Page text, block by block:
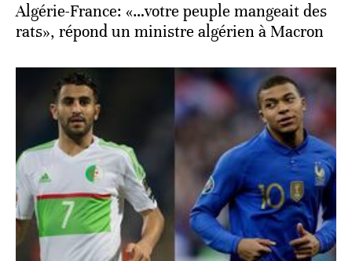
Algérie-France: «…votre peuple mangeait des
rats», répond un ministre algérien à Macron